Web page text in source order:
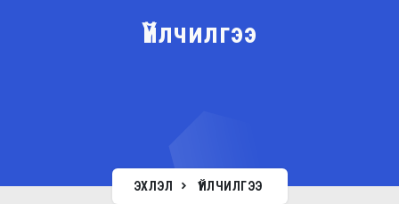
Үйлчилгээ
ЭХЛЭЛ ҮЙЛЧИЛГЭЭ